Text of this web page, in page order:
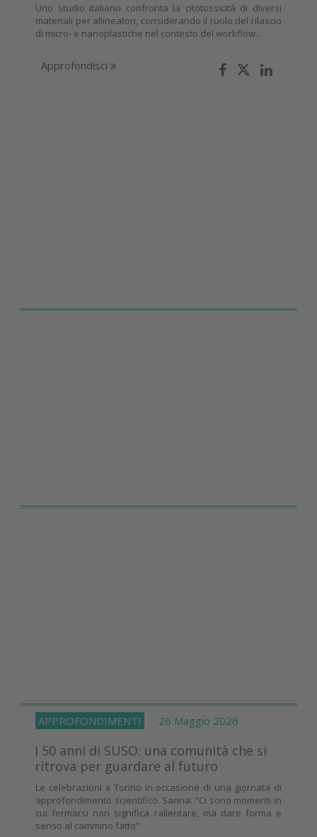
Uno studio italiano confronta la citotossicità di diversi
materiali per allineatori, considerando il ruolo del rilascio
di micro‑ e nanoplastiche nel contesto del workflow...
Approfondisci
APPROFONDIMENTI 26 Maggio 2026
I 50 anni di SUSO: una comunità che si
ritrova per guardare al futuro
Le celebrazioni a Torino in occasione di una giornata di
approfondimento scientifico. Sanna: “Ci sono momenti in
cui fermarsi non significa rallentare, ma dare forma e
senso al cammino fatto”